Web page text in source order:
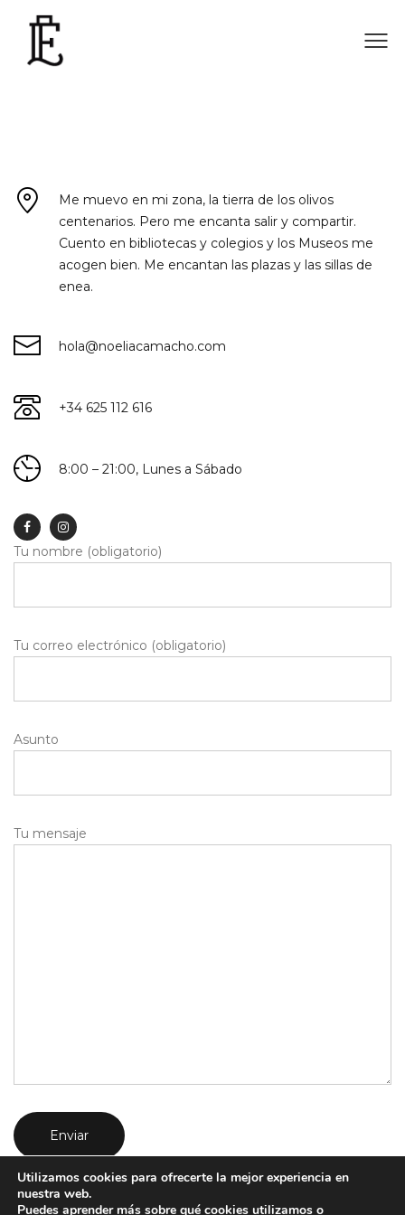
Me muevo en mi zona, la tierra de los olivos
centenarios. Pero me encanta salir y compartir.
Cuento en bibliotecas y colegios y los Museos me
acogen bien. Me encantan las plazas y las sillas de
enea.
hola@noeliacamacho.com
+34 625 112 616
8:00 – 21:00, Lunes a Sábado
Tu nombre (obligatorio)
Tu correo electrónico (obligatorio)
Asunto
Tu mensaje
Utilizamos cookies para ofrecerte la mejor experiencia en
nuestra web.
Puedes aprender más sobre qué cookies utilizamos o